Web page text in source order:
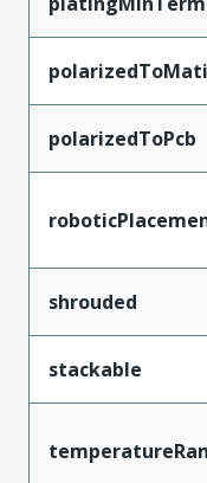
polarizedToPcb
shrouded
stackable